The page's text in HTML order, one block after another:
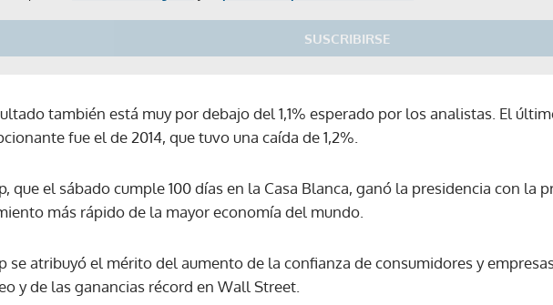
SUSCRIBIRSE
también está muy por debajo del 1,1% esperado por los analistas. El
fue el de 2014, que tuvo una caída de 1,2%.
que el sábado cumple 100 días en la Casa Blanca, ganó la presidencia con la
más rápido de la mayor economía del mundo.
se atribuyó el mérito del aumento de la confianza de consumidores y
y de las ganancias récord en Wall Street.